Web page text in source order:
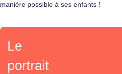
manière possible à ses enfants !
Le
portrait